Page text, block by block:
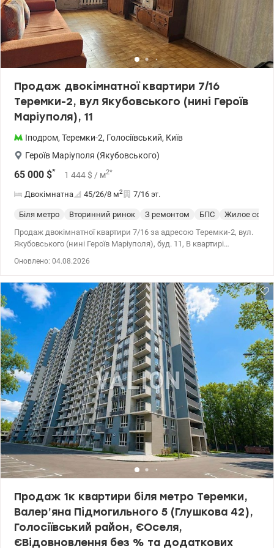
Головна перевага цієї локації - поєднання тихої, зеленої зони
для життя та максимальної близькості до центру міста. - метро
Вокзальна 12-15 хвилин пішки, 7-10 хвилин на авто до центру
місту - Солом’янський ландшафтний парк: розташований прямо
через дорогу. Це 29 гектарів зеленого масиву з алеями для
прогулянок, спортивними майданчиками, зон для вигулу собак
сімейного дозвілля. - поруч дитячі садки, школи та ліцеї,
супермаркети, ТРЦ Ультрамарін Телефонуйте для запису на
перегляд ціна 127000 у.о. 0937470721 Наталя valion.ua/1154828
Продаж двокімнатної квартири 7/16
Теремки-2, вул Якубовського (нині Героїв
Маріуполя), 11
Іподром, Теремки-2, Голосіївський, Київ
Героїв Маріуполя (Якубовського)
65 000 $* 1 444 $ / м2*
Двокімнатна 45/26/8 м2 7/16 эт.
Біля метро Вторинний ринок З ремонтом БПС
Жилое
Продаж двокімнатної квартири 7/16 за адресою Теремки-2, вул.
Якубовського (нині Героїв Маріуполя), буд. 11, В квартирі
Сонячна сторона, вікна виходять у тихий зелений двір.
Засклений балкон із виходом з кухні та спальні. Зручна
інфраструктура для сімї. Поруч у радіусі 500 метрів: 6 дитсадків, 2
школи, поліклініка, парк, 3 озера, Sport Life, iGym. Недалеко
Сільпо, NOVUS, Велмарт, АТБ, Метро та ТРЦ Respublika. Зупинка
прямо біля будинку, у пішій доступності (10-15 за) метро
Іподром. Ціна 65000 у.о. Інна 0979501565 valion.ua/1154827
Оновлено: 04.08.2026
Продаж 1к квартири біля метро Теремки,
Валер’яна Підмогильного 5 (Глушкова 42),
Голосіївський район, ЄОселя,
ЄВідовновлення без % та додаткових